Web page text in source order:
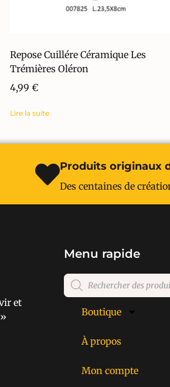
Repose Cuillére Céramique Les
Trémières Oléron
4,99 €
Lire la suite
Produits originaux
Des centaines de
et
Menu rapide
Boutique
À propos
Mon compte